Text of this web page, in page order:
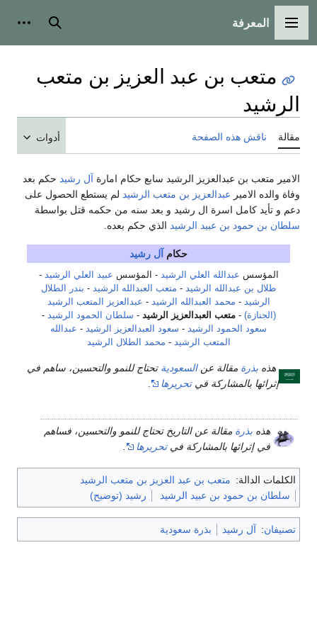
القائمة الرئيسية
المعرفة بحث
متعب بن عبد العزيز بن متعب
الرشيد
مقالة ناقش هذه الصفحة أدوات
الامير متعب بن عبدالعزيز الرشيد سابع حكام امارة آل رشيد حكم بعد
وفاة والده الامير عبدالعزيز بن متعب الرشيد لم يستطع الحصول على
دعم و تأيد كامل اسرة ال رشيد و بعد سنه من حكمه قتل بواسطة
سلطان بن حمود بن عبيد الرشيد الذي حكم بعده.
حكام آل رشيد
المؤسس عبدالله العلي الرشيد - المؤسس عبيد العلي الرشيد -
طلال بن عبدالله الرشيد - متعب العبدالله الرشيد - بندر الطلال
الرشيد - محمد العبدالله الرشيد - عبدالعزيز المتعب الرشيد
(الجنازة) -متعب العبدالعزيز الرشيد - سلطان الحمود الرشيد -
سعود الحمود الرشيد - سعود العبدالعزيز الرشيد - عبدالله
المتعب الرشيد - محمد الطلال الرشيد
هذه بذرة مقالة عنالسعودية تحتاج للنمو والتحسين، ساهم في
إثرائها بالمشاركة فيتحريرها
هذه بذرة مقالة عن التاريخ تحتاج للنمو والتحسين، فساهم
في إثرائها بالمشاركة فيتحريرها
الكلمات الدالة: متعب بن عبد العزيز بن متعب الرشيد
سلطان بن حمود بن عبيد الرشيد
رشيد (توضيح)
تصنيفان: آل رشيد بذرة سعودية